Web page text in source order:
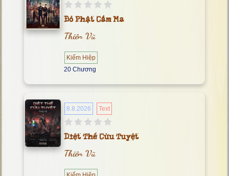
Đồ Phật Cầm Ma
Thiên Vũ
Kiếm Hiệp
20 Chương
8.8.2026 Text
Diệt Thế Cửu Tuyệt
Thiên Vũ